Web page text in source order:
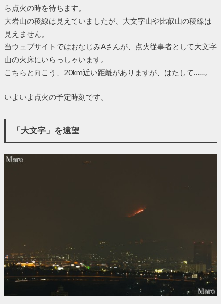
ら点火の時を待ちます。
大岩山の稜線は見えていましたが、大文字山や比叡山の稜線は
見えません。
当ウェブサイトではおなじみAさんが、点火従事者として大文字
山の火床にいらっしゃいます。
こちらと向こう、20km近い距離がありますが、はたして……。
いよいよ点火の予定時刻です。
「大文字」を遠望